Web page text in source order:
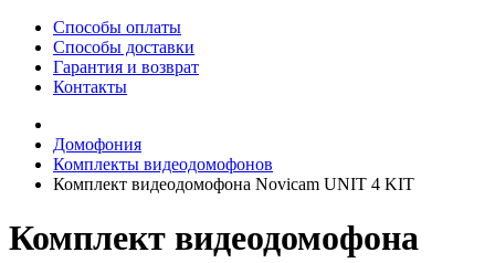
Способы оплаты
Способы доставки
Гарантия и возврат
Контакты
Домофония
Комплекты видеодомофонов
Комплект видеодомофона Novicam UNIT 4 KIT
Комплект видеодомофона